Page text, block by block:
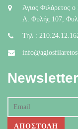
Άγιος Φιλάρετος
Λ. Φυλής 107,
Τηλ :
Newsletter